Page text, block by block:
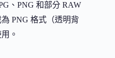
、PNG 和部分 RAW
PNG 格式（透明背
。